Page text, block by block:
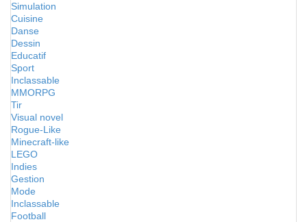
Simulation
Cuisine
Danse
Dessin
Educatif
Sport
Inclassable
MMORPG
Tir
Visual novel
Rogue-Like
Minecraft-like
LEGO
Indies
Gestion
Mode
Inclassable
Football